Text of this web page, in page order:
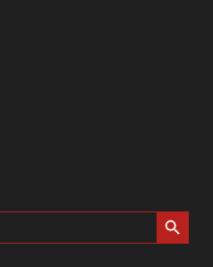
Search Button